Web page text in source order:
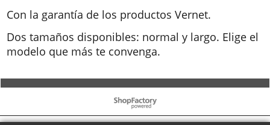
Con la garantía de los productos Vernet.
Dos tamaños disponibles: normal y largo. Elige el
modelo que más te convenga.
To create online store ShopFactory eCommerce software was used.